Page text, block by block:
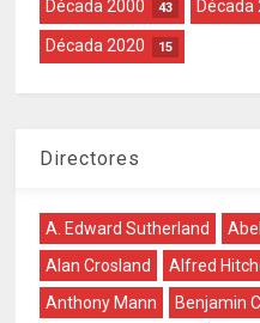
Década 2000 43 Década
Década 2020 15
Directores
A. Edward Sutherland
Alan Crosland
Alfred
Anthony Mann
Benjamin